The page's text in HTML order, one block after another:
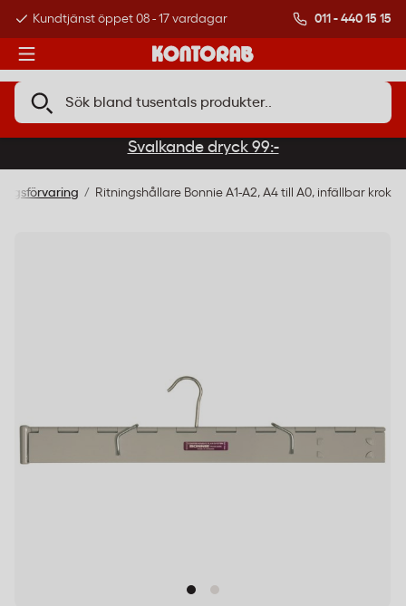
Kundtjänst öppet 08 - 17 vardagar Över 500 000
011 - 440 15 15
Svalkande dryck 99:-
Ritningshållare Bonnie A1-A2, A4 till A0, infällbar krok